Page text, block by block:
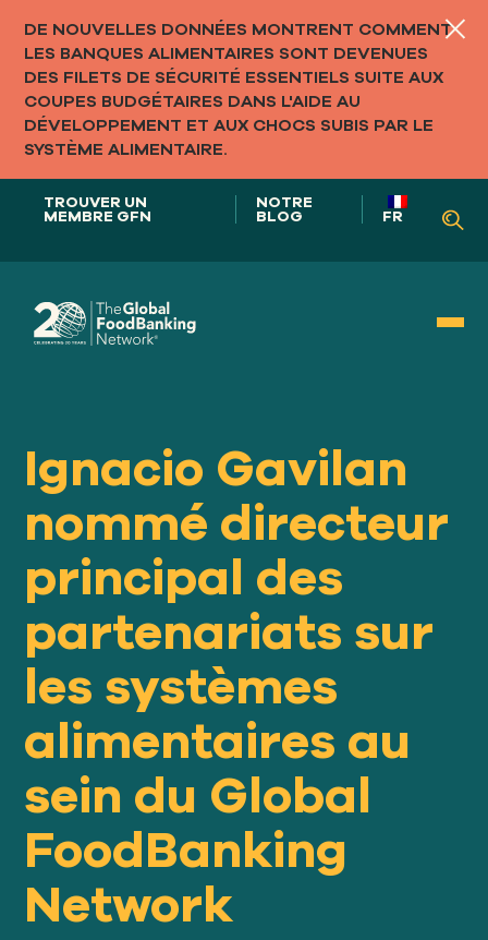
DE NOUVELLES DONNÉES MONTRENT COMMENT
LES BANQUES ALIMENTAIRES SONT DEVENUES
DES FILETS DE SÉCURITÉ ESSENTIELS SUITE AUX
COUPES BUDGÉTAIRES DANS L'AIDE AU
DÉVELOPPEMENT ET AUX CHOCS SUBIS PAR LE
SYSTÈME ALIMENTAIRE.
TROUVER UN
MEMBRE GFN
NOTRE
BLOG FR
Notre
APPROCHE
Notre
IMPACT
À propos
GFN
Soutien
NOTRE MISSION
FAIRE UN DON
Ignacio Gavilan
nommé directeur
principal des
partenariats sur
les systèmes
alimentaires au
sein du Global
FoodBanking
Network